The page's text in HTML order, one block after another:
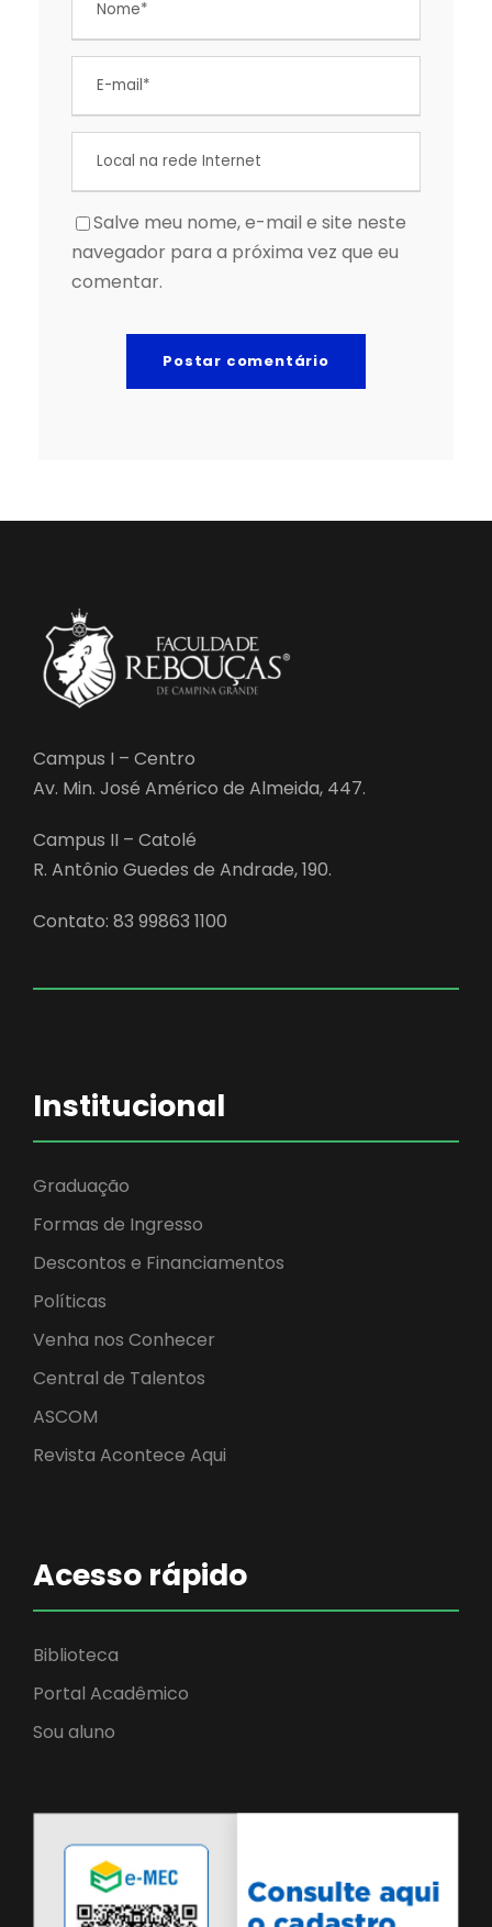
Salve meu nome, e-mail e site neste
navegador para a próxima vez que eu
comentar.
Campus I – Centro
Av. Min. José Américo de Almeida, 447.
Campus II – Catolé
R. Antônio Guedes de Andrade, 190.
Contato: 83 99863 1100
Institucional
Graduação
Formas de Ingresso
Descontos e Financiamentos
Políticas
Venha nos Conhecer
Central de Talentos
ASCOM
Revista Acontece Aqui
Acesso rápido
Biblioteca
Portal Acadêmico
Sou aluno